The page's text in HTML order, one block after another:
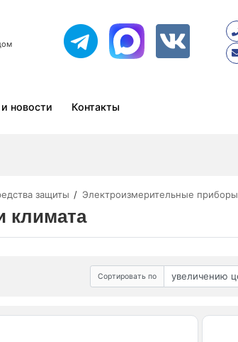
новости Контакты
защиты Электроизмерительные приборы
климата
Сортировать по